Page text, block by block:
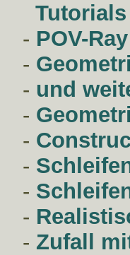
Tutorials
- POV-
-
- und
-
-
-
-
-
- Zufall